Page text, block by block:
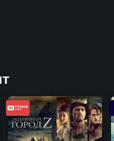
сериала Свинка Пеппа
в хорошем HD